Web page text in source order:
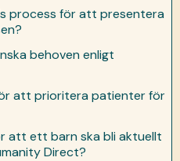
process för att presentera
behoven enligt
att prioritera patienter för
att ett barn ska bli aktuellt
Direct?